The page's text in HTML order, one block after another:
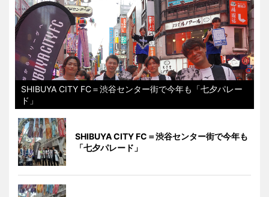
SHIBUYA CITY FC＝渋谷センター街で今年も「七夕パレー
ド」
SHIBUYA CITY FC＝渋谷センター街で今年も
「七夕パレード」